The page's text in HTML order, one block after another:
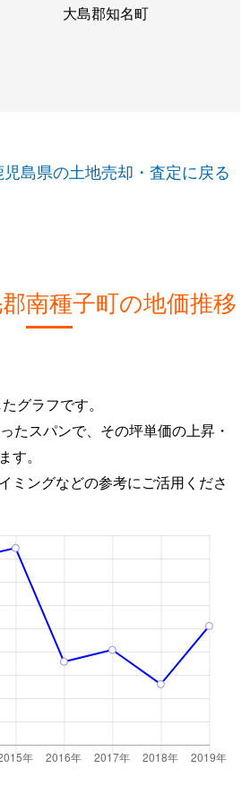
大島郡知名町
児島県の土地売却・査定に戻る
南種子町の地価推移
グラフです。
たスパンで、その坪単価の上昇・
す。
ミングなどの参考にご活用くださ